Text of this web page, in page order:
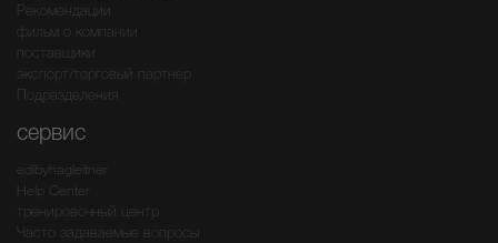
Рекомендации
фильм о компании
поставщики
экспорт/торговый партнер
Подразделения
сервис
edibyhagleitner
Help Center
тренировочный центр
Часто задаваемые вопросы